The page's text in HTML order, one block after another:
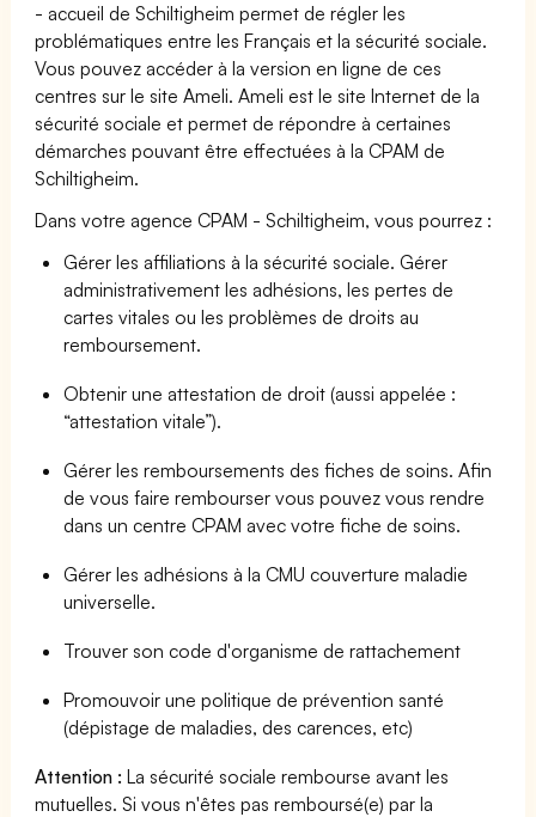
- accueil de Schiltigheim permet de régler les
problématiques entre les Français et la sécurité sociale.
Vous pouvez accéder à la version en ligne de ces
centres sur le site Ameli. Ameli est le site Internet de la
sécurité sociale et permet de répondre à certaines
démarches pouvant être effectuées à la CPAM de
Schiltigheim.
Dans votre agence CPAM - Schiltigheim, vous pourrez :
Gérer les affiliations à la sécurité sociale. Gérer
administrativement les adhésions, les pertes de
cartes vitales ou les problèmes de droits au
remboursement.
Obtenir une attestation de droit (aussi appelée :
“attestation vitale”).
Gérer les remboursements des fiches de soins. Afin
de vous faire rembourser vous pouvez vous rendre
dans un centre CPAM avec votre fiche de soins.
Gérer les adhésions à la CMU couverture maladie
universelle.
Trouver son code d'organisme de rattachement
Promouvoir une politique de prévention santé
(dépistage de maladies, des carences, etc)
Attention : La sécurité sociale rembourse avant les
mutuelles. Si vous n'êtes pas remboursé(e) par la